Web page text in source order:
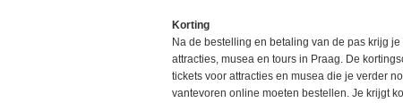
Korting
Na de bestelling en betaling van de pas krijg
attracties, musea en tours in Praag. De
tickets voor attracties en musea die je verder
vantevoren online moeten bestellen. Je krijgt